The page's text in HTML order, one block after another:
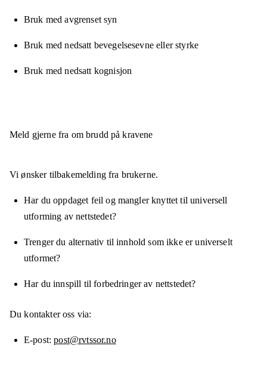
Bruk med avgrenset syn
Bruk med nedsatt bevegelsesevne eller styrke
Bruk med nedsatt kognisjon
Meld gjerne fra om brudd på kravene
Vi ønsker tilbakemelding fra brukerne.
Har du oppdaget feil og mangler knyttet til universell
utforming av nettstedet?
Trenger du alternativ til innhold som ikke er universelt
utformet?
Har du innspill til forbedringer av nettstedet?
Du kontakter oss via:
E-post post@rvtssor.no